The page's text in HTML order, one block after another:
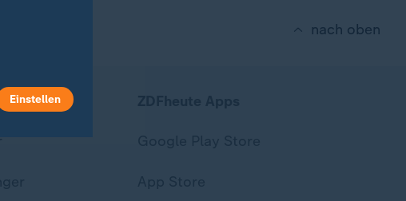
nach oben
Einstellen